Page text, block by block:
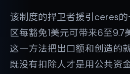
该制度的捍卫者援引ceres
区每豁免1美元可带来6至9.7
这一方法把出口额和创造的就
既没有扣除人才是用公共资